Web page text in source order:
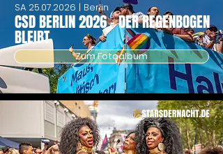
CSD BERLIN 2026 - DER REGENBOGEN
BLEIBT
SA 25.07.2026 | Berlin
Zum Fotoalbum